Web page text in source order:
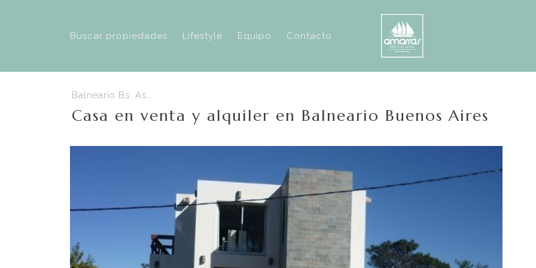
Buscar propiedades Lifestyle Equipo Contacto
Balneario Bs. As.,
Casa en venta y alquiler en Balneario Buenos Aires